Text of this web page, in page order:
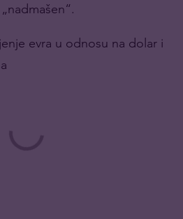
evra u odnosu na dolar i